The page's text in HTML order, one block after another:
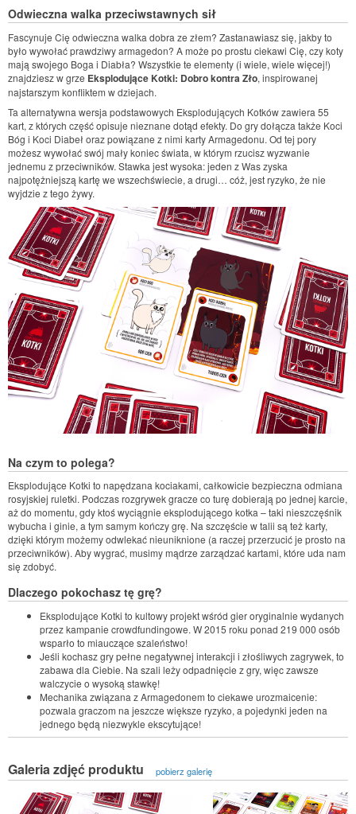
Odwieczna walka przeciwstawnych sił
Fascynuje Cię odwieczna walka dobra ze złem? Zastanawiasz się, jakby to
było wywołać prawdziwy armagedon? A może po prostu ciekawi Cię, czy koty
mają swojego Boga i Diabła? Wszystkie te elementy (i wiele, wiele więcej!)
znajdziesz w grze Eksplodujące Kotki: Dobro kontra Zło, inspirowanej
najstarszym konfliktem w dziejach.
Ta alternatywna wersja podstawowych Eksplodujących Kotków zawiera 55
kart, z których część opisuje nieznane dotąd efekty. Do gry dołącza także Koci
Bóg i Koci Diabeł oraz powiązane z nimi karty Armagedonu. Od tej pory
możesz wywołać swój mały koniec świata, w którym rzucisz wyzwanie
jednemu z przeciwników. Stawka jest wysoka: jeden z Was zyska
najpotężniejszą kartę we wszechświecie, a drugi… cóż, jest ryzyko, że nie
wyjdzie z tego żywy.
Na czym to polega?
Eksplodujące Kotki to napędzana kociakami, całkowicie bezpieczna odmiana
rosyjskiej ruletki. Podczas rozgrywek gracze co turę dobierają po jednej karcie,
aż do momentu, gdy ktoś wyciągnie eksplodującego kotka – taki nieszczęśnik
wybucha i ginie, a tym samym kończy grę. Na szczęście w talii są też karty,
dzięki którym możemy odwlekać nieuniknione (a raczej przerzucić je prosto na
przeciwników). Aby wygrać, musimy mądrze zarządzać kartami, które uda nam
się zdobyć.
Dlaczego pokochasz tę grę?
Eksplodujące Kotki to kultowy projekt wśród gier oryginalnie wydanych
przez kampanie crowdfundingowe. W 2015 roku ponad 219 000 osób
wsparło to miauczące szaleństwo!
Jeśli kochasz gry pełne negatywnej interakcji i złośliwych zagrywek, to
zabawa dla Ciebie. Na szali leży odpadnięcie z gry, więc zawsze
walczycie o wysoką stawkę!
Mechanika związana z Armagedonem to ciekawe urozmaicenie:
pozwala graczom na jeszcze większe ryzyko, a pojedynki jeden na
jednego będą niezwykle ekscytujące!
Galeria zdjęć produktu pobierz galerię